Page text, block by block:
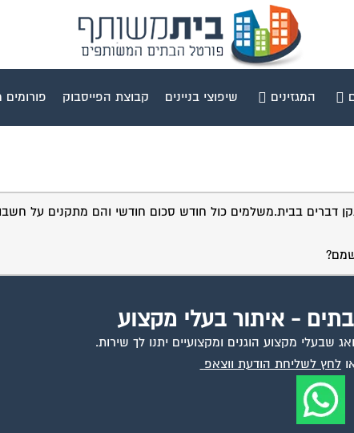
המגזינים שיפוצי בניינים קבוצת הפייסבוק פורומים
דברים בבית.משלמים כול חודש סכום חודשי והם מתקנים על
בתים - איתור בעלי מקצוע
שבעלי מקצוע הוגנים ומקצועיים יתנו לך שירות.
לחץ לשליחת הודעת ווצאפ